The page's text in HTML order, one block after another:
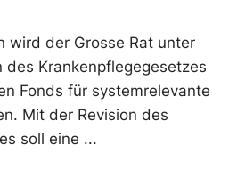
wird der Grosse Rat unter
des Krankenpflegegesetzes
Fonds für systemrelevante
Mit der Revision des
soll eine